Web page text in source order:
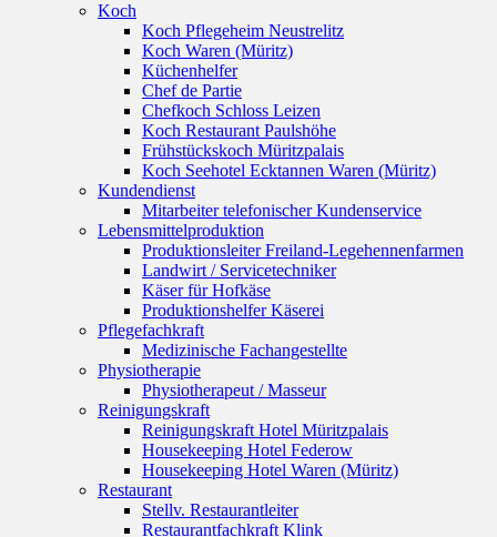
Koch
Koch Pflegeheim Neustrelitz
Koch Waren (Müritz)
Küchenhelfer
Chef de Partie
Chefkoch Schloss Leizen
Koch Restaurant Paulshöhe
Frühstückskoch Müritzpalais
Koch Seehotel Ecktannen Waren (Müritz)
Kundendienst
Mitarbeiter telefonischer Kundenservice
Lebensmittelproduktion
Produktionsleiter Freiland-Legehennenfarmen
Landwirt / Servicetechniker
Käser für Hofkäse
Produktionshelfer Käserei
Pflegefachkraft
Medizinische Fachangestellte
Physiotherapie
Physiotherapeut / Masseur
Reinigungskraft
Reinigungskraft Hotel Müritzpalais
Housekeeping Hotel Federow
Housekeeping Hotel Waren (Müritz)
Restaurant
Stellv. Restaurantleiter
Restaurantfachkraft Klink